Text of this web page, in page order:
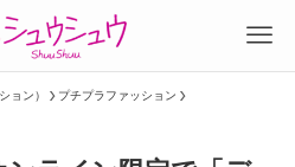
ョン） プチプラファッション